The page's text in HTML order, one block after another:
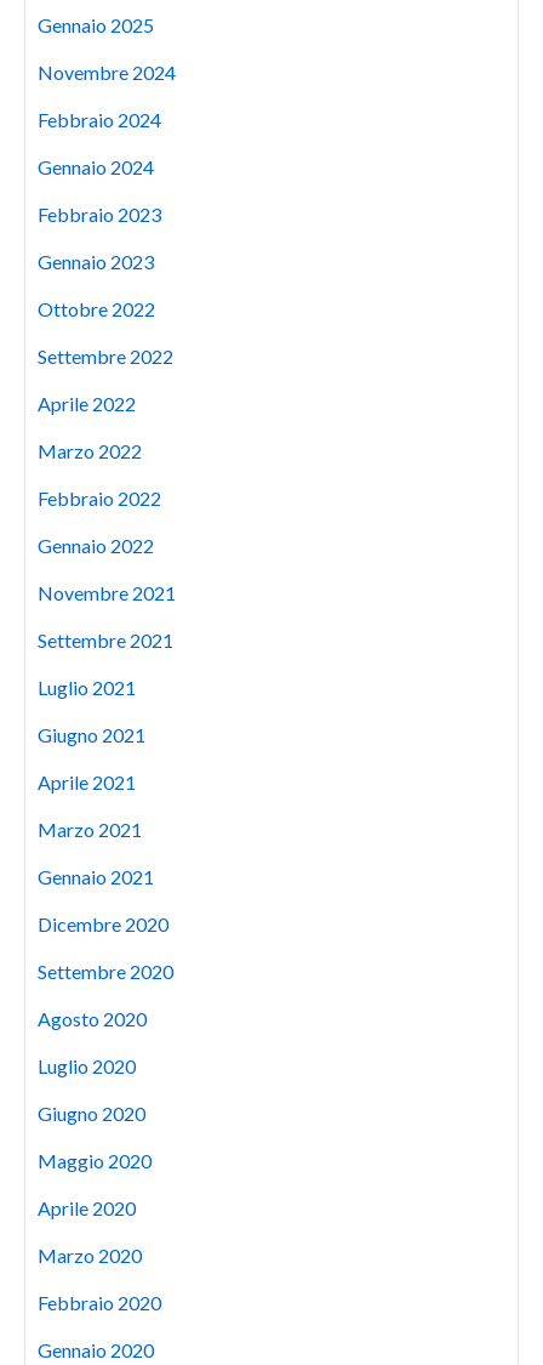
Gennaio 2025
Novembre 2024
Febbraio 2024
Gennaio 2024
Febbraio 2023
Gennaio 2023
Ottobre 2022
Settembre 2022
Aprile 2022
Marzo 2022
Febbraio 2022
Gennaio 2022
Novembre 2021
Settembre 2021
Luglio 2021
Giugno 2021
Aprile 2021
Marzo 2021
Gennaio 2021
Dicembre 2020
Settembre 2020
Agosto 2020
Luglio 2020
Giugno 2020
Maggio 2020
Aprile 2020
Marzo 2020
Febbraio 2020
Gennaio 2020